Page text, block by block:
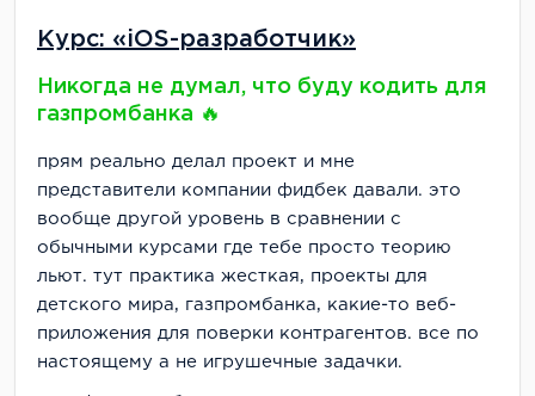
Курс: «iOS-разработчик»
Никогда не думал, что буду кодить для
газпромбанка 🔥
прям реально делал проект и мне
представители компании фидбек давали. это
вообще другой уровень в сравнении с
обычными курсами где тебе просто теорию
льют. тут практика жесткая, проекты для
детского мира, газпромбанка, какие-то веб-
приложения для поверки контрагентов. все по
настоящему а не игрушечные задачки.